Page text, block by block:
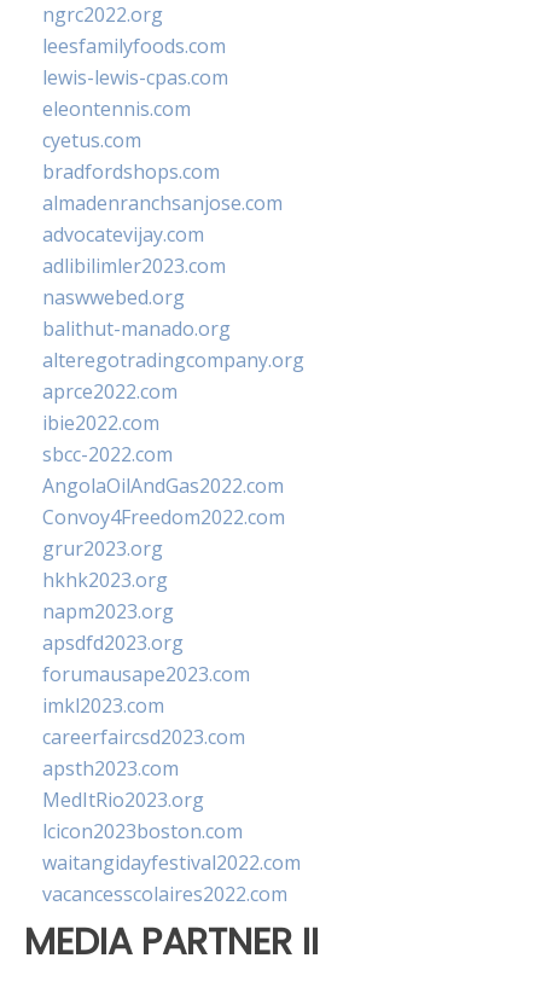
ngrc2022.org
leesfamilyfoods.com
lewis-lewis-cpas.com
eleontennis.com
cyetus.com
bradfordshops.com
almadenranchsanjose.com
advocatevijay.com
adlibilimler2023.com
naswwebed.org
balithut-manado.org
alteregotradingcompany.org
aprce2022.com
ibie2022.com
sbcc-2022.com
AngolaOilAndGas2022.com
Convoy4Freedom2022.com
grur2023.org
hkhk2023.org
napm2023.org
apsdfd2023.org
forumausape2023.com
imkl2023.com
careerfaircsd2023.com
apsth2023.com
MedItRio2023.org
lcicon2023boston.com
waitangidayfestival2022.com
vacancesscolaires2022.com
MEDIA PARTNER II